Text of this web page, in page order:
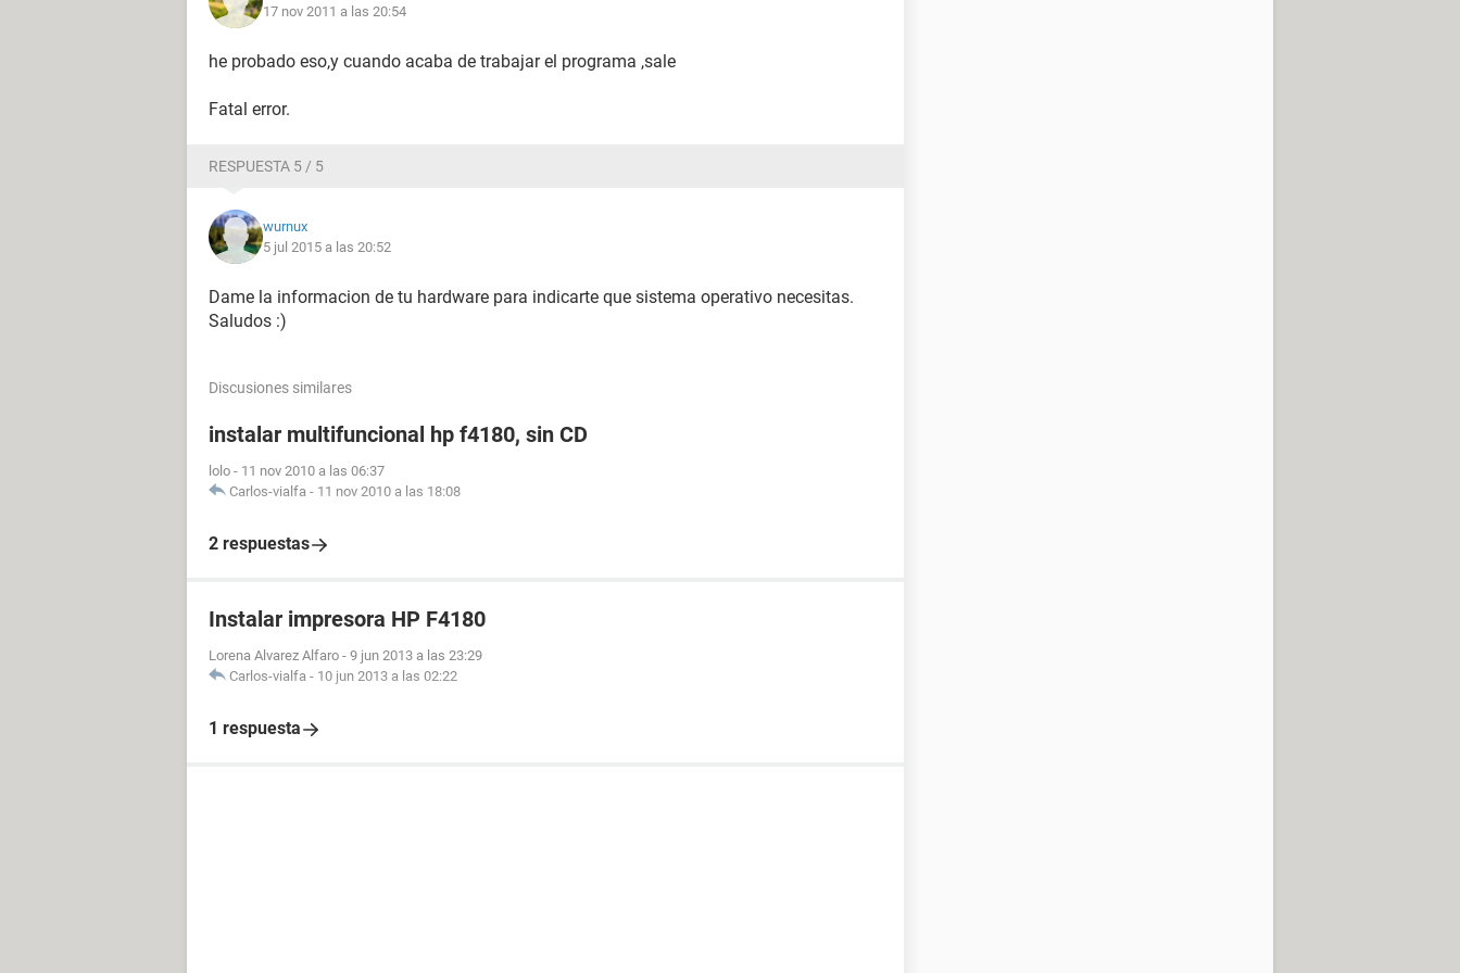
17 nov 2011 a las 20:54
he probado eso,y cuando acaba de trabajar el programa ,sale
Fatal error.
RESPUESTA 5 / 5
wurnux
5 jul 2015 a las 20:52
Dame la informacion de tu hardware para indicarte que sistema operativo necesitas.
Saludos :)
Discusiones similares
instalar multifuncional hp f4180, sin CD
lolo - 11 nov 2010 a las 06:37
Carlos-vialfa - 11 nov 2010 a las 18:08
2 respuestas
Instalar impresora HP F4180
Lorena Alvarez Alfaro - 9 jun 2013 a las 23:29
Carlos-vialfa - 10 jun 2013 a las 02:22
1 respuesta